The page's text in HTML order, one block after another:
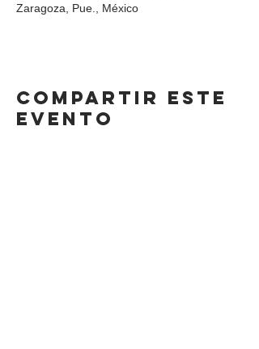
Zaragoza, Pue., México
Compartir este
evento